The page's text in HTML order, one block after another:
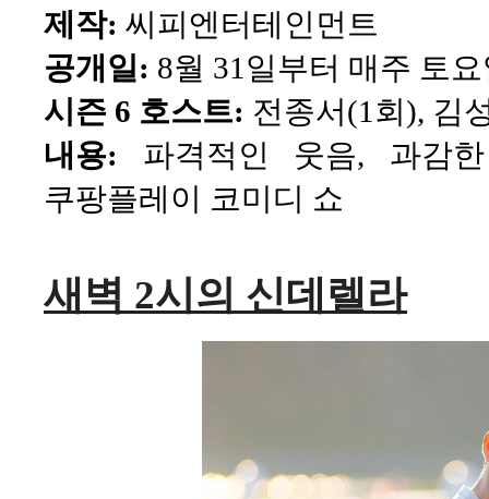
제작: 씨피엔터테인먼트
공개일: 8월 31일부터 매주 토
시즌 6 호스트: 전종서(1회), 김
내용: 파격적인 웃음, 과감
쿠팡플레이 코미디 쇼
새벽 2시의 신데렐라